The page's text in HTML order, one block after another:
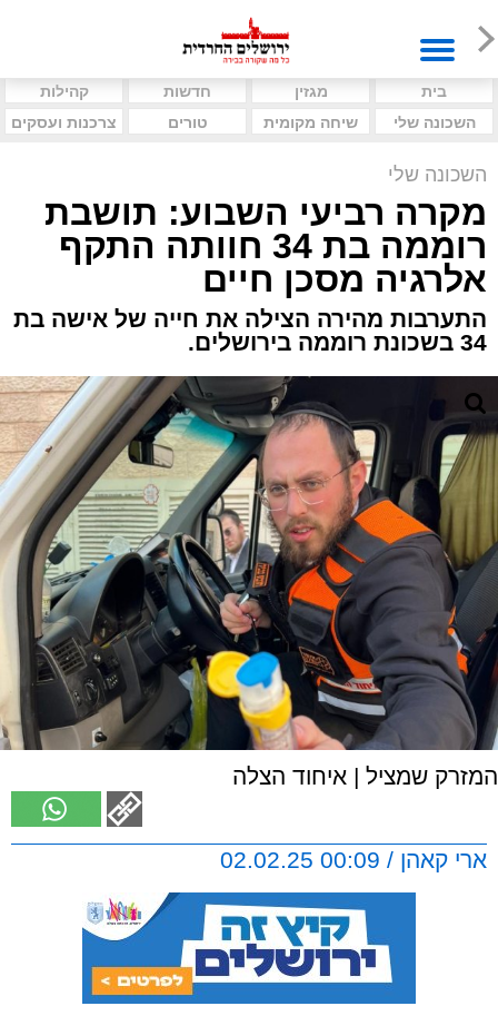
בית מגזין חדשות
קהילות
השכונה שלי
שיחה מקומית טורים צרכנות ועסקים
השכונה שלי
מקרה רביעי השבוע: תושבת
רוממה בת 34 חוותה התקף
אלרגיה מסכן חיים
התערבות מהירה הצילה את חייה של אישה בת
34 בשכונת רוממה בירושלים.
המזרק שמציל | איחוד הצלה
ארי קאהן / 00:09 02.02.25